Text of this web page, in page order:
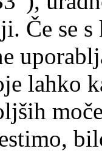
Če se
lahko